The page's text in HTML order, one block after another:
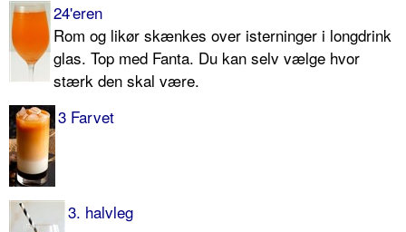
24'eren
Rom og likør skænkes over isterninger i longdrink
glas. Top med Fanta. Du kan selv vælge hvor
stærk den skal være.
3 Farvet
3. halvleg